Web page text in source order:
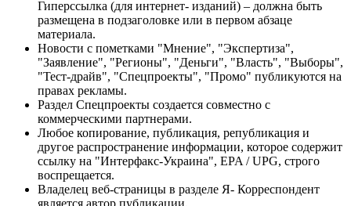
Гиперссылка (для интернет- изданий) – должна быть
размещена в подзаголовке или в первом абзаце
материала.
Новости с пометками "Мнение", "Экспертиза",
"Заявление", "Регионы", "Деньги", "Власть", "Выборы",
"Тест-драйв", "Спецпроекты", "Промо" публикуются на
правах рекламы.
Раздел Спецпроекты создается совместно с
коммерческими партнерами.
Любое копирование, публикация, републикация и
другое распространение информации, которое содержит
ссылку на "Интерфакс-Украина", EPA / UPG, строго
воспрещается.
Владелец веб-страницы в разделе Я- Корреспондент
является автор публикации.